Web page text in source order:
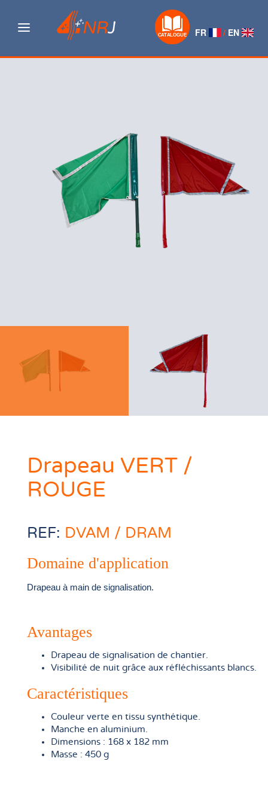
Navigation FR / EN
Drapeau VERT /
ROUGE
REF: DVAM / DRAM
Domaine d'application
Drapeau à main de signalisation.
Avantages
Drapeau de signalisation de chantier.
Visibilité de nuit grâce aux réfléchissants blancs.
Caractéristiques
Couleur verte en tissu synthétique.
Manche en aluminium.
Dimensions : 168 x 182 mm
Masse : 450 g